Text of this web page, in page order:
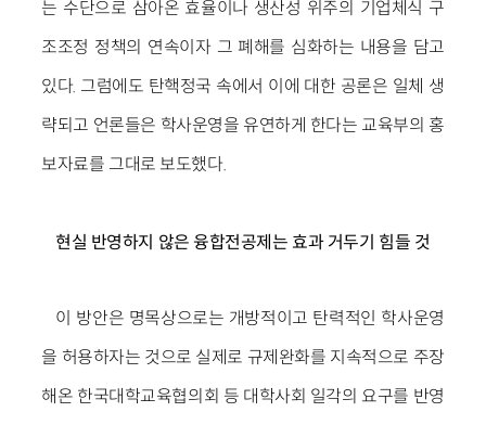
는 수단으로 삼아온 효율이나 생산성 위주의 기업체식 구
조조정 정책의 연속이자 그 폐해를 심화하는 내용을 담고
있다. 그럼에도 탄핵정국 속에서 이에 대한 공론은 일체 생
략되고 언론들은 학사운영을 유연하게 한다는 교육부의 홍
보자료를 그대로 보도했다.
현실 반영하지 않은 융합전공제는 효과 거두기 힘들 것
이 방안은 명목상으로는 개방적이고 탄력적인 학사운영
을 허용하자는 것으로 실제로 규제완화를 지속적으로 주장
해온 한국대학교육협의회 등 대학사회 일각의 요구를 반영